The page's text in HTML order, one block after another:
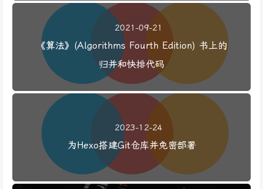
2021-09-21
《算法》(Algorithms Fourth Edition) 书上的
归并和快排代码
2023-12-24
为Hexo搭建Git仓库并免密部署